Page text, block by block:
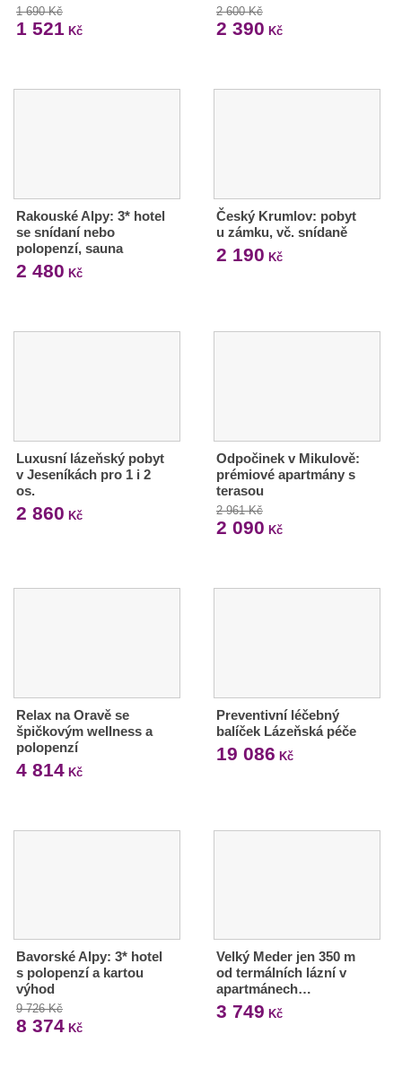
1 690 Kč
1 521 Kč
2 600 Kč
2 390 Kč
Rakouské Alpy: 3* hotel
se snídaní nebo
polopenzí, sauna
2 480 Kč
Český Krumlov: pobyt
u zámku, vč. snídaně
2 190 Kč
Luxusní lázeňský pobyt
v Jeseníkách pro 1 i 2
os.
2 860 Kč
Odpočinek v Mikulově:
prémiové apartmány s
terasou
2 961 Kč
2 090 Kč
Relax na Oravě se
špičkovým wellness a
polopenzí
4 814 Kč
Preventivní léčebný
balíček Lázeňská péče
19 086 Kč
Bavorské Alpy: 3* hotel
s polopenzí a kartou
výhod
9 726 Kč
8 374 Kč
Velký Meder jen 350 m
od termálních lázní v
apartmánech…
3 749 Kč